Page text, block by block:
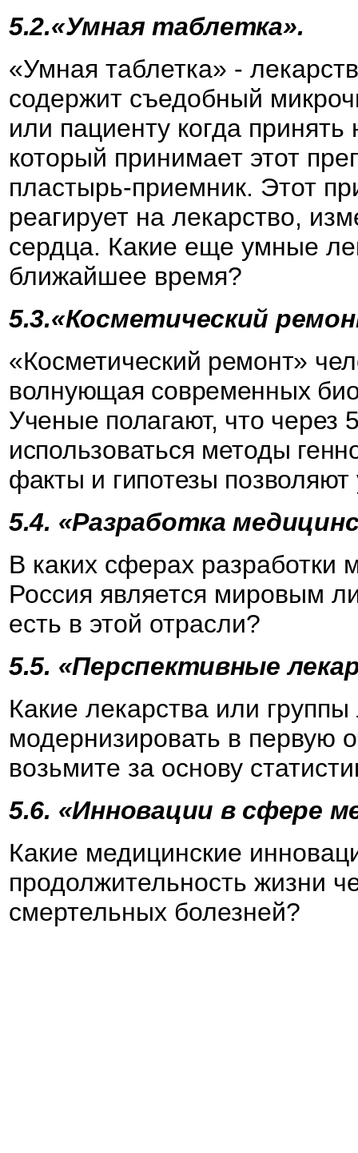
5.2.«Умная таблетка».
«Умная таблетка» -
содержит съедобный
или пациенту когда
который принимает этот
пластырь-приемник. Этот
реагирует на лекарство,
сердца. Какие еще умные
ближайшее время?
5.3.«Косметический
«Косметический ремонт»
волнующая современных
Ученые полагают, что через
использоваться методы
факты и гипотезы
5.4. «Разработка
В каких сферах разработки
Россия является мировым
есть в этой отрасли?
5.5. «Перспективные
Какие лекарства или
модернизировать в первую
возьмите за основу
5.6. «Инновации в сфере
Какие медицинские
продолжительность жизни
смертельных болезней?